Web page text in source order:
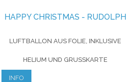
HAPPY CHRISTMAS - RUDOLPH
LUFTBALLON AUS FOLIE, INKLUSIVE
HELIUM UND GRUSSKARTE
INFO